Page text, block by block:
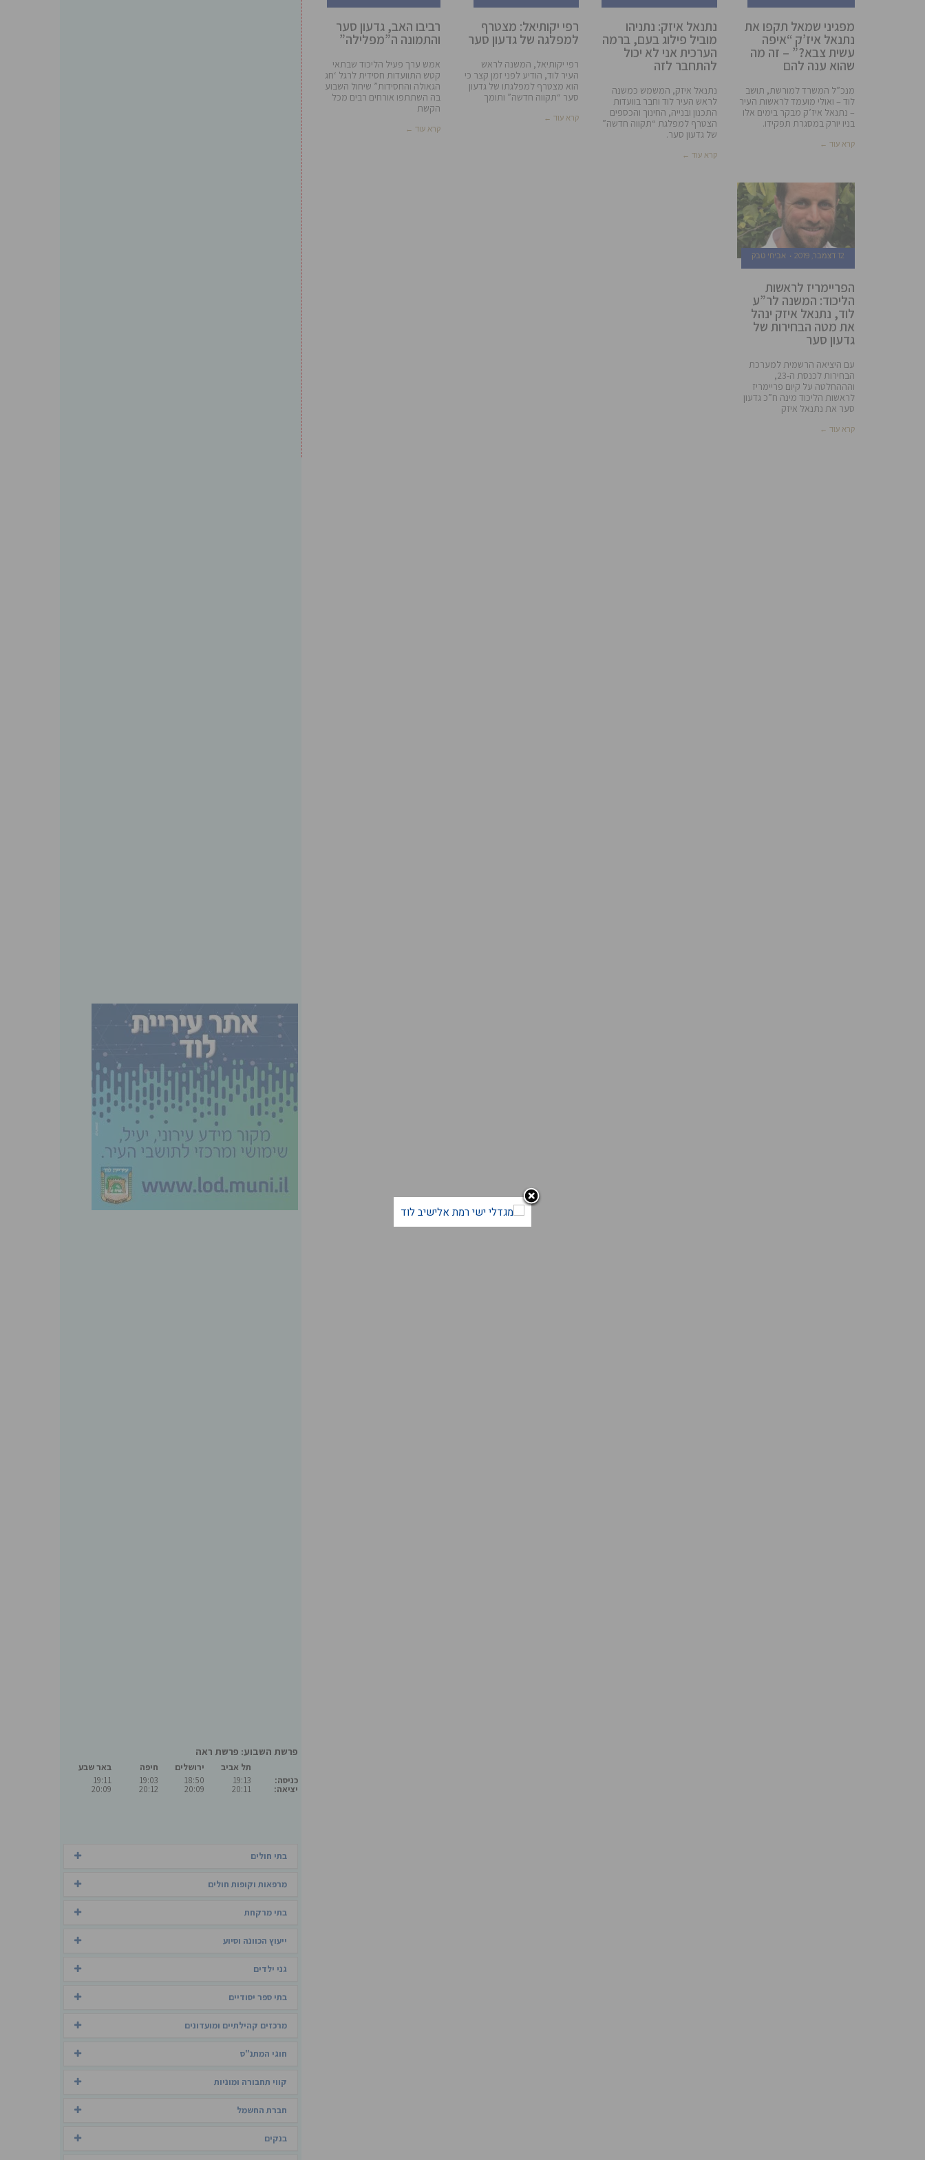
מפגיני שמאל תקפו את
נתנאל איז’ק “איפה
עשית צבא?” – זה מה
שהוא ענה להם
מנכ”ל המשרד למורשת, תושב
לוד – ואולי מועמד לראשות העיר
– נתנאל איז’ק מבקר בימים אלו
בניו יורק במסגרת תפקידו.
קרא עוד ←
נתנאל איזק: נתניהו
מוביל פילוג בעם, ברמה
הערכית אני לא יכול
להתחבר לזה
נתנאל איזק, המשמש כמשנה
לראש העיר לוד וחבר בוועדות
התכנון ובנייה, החינוך והכספים
הצטרף למפלגת “תקווה חדשה”
של גדעון סער.
קרא עוד ←
רפי יקותיאל: מצטרף
למפלגה של גדעון סער
רפי יקותיאל, המשנה לראש
העיר לוד, הודיע לפני זמן קצר כי
הוא מצטרף למפלגתו של גדעון
סער “תקווה חדשה” ותומך
קרא עוד ←
רביבו האב, גדעון סער
והתמונה ה”מפלילה”
אמש ערך פעיל הליכוד שבתאי
קטש התוועדות חסידית לרגל ‘חג
הגאולה והחסידות” שיחול השבוע
בה השתתפו אורחים רבים מכל
הקשת
קרא עוד ←
12 דצמבר, 2019 אביחי טבק
הפריימריז לראשות
הליכוד: המשנה לר”ע
לוד, נתנאל איזק ינהל
את מטה הבחירות של
גדעון סער
עם היציאה הרשמית למערכת
הבחירות לכנסת ה-23,
והההחלטה על קיום פריימריז
לראשות הליכוד מינה ח”כ גדעון
סער את נתנאל איזק
קרא עוד ←
פרשת השבוע: פרשת ראה
כניסה:
יציאה:
תל אביב
19:13
20:11
ירושלים
18:50
20:09
חיפה
19:03
20:12
באר שבע
19:11
20:09
בתי חולים
מרפאות וקופות חולים
בתי מרקחת
ייעוץ הכוונה וסיוע
גני ילדים
בתי ספר יסודיים
מרכזים קהילתיים ומועדונים
חוגי המתנ"ס
קווי תחבורה ומוניות
חברת החשמל
בנקים